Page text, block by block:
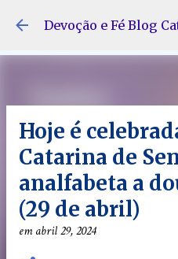
Pular para o
Devoção e Fé Blog
Hoje é
Catarina de
analfabeta a
(29 de abril)
emabril 29, 2024